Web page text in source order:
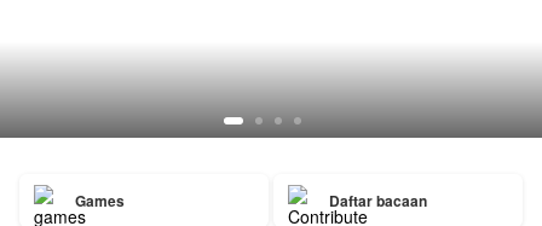
Games Daftar bacaan